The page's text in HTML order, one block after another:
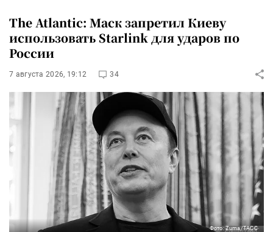
The Atlantic: Маск запретил Киеву
использовать Starlink для ударов по
России
7 августа 2026, 19:12 34
Фото: Zuma/ТАСС